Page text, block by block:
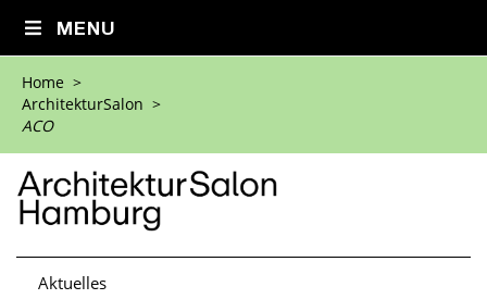
MENU
Home >
ArchitekturSalon >
ACO
Aktuelles